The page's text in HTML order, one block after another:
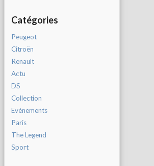
Catégories
Peugeot
Citroën
Renault
Actu
DS
Collection
Evènements
Paris
The Legend
Sport